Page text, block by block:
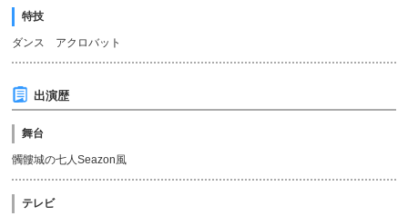
特技
ダンス アクロバット
出演歴
舞台
髑髏城の七人Seazon風
テレビ